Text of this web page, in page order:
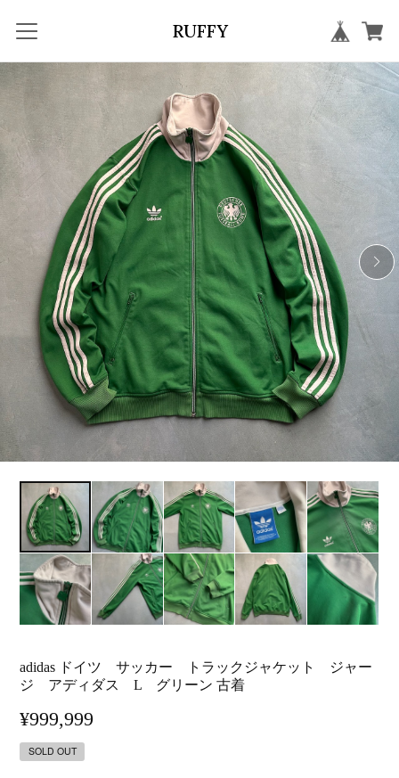
RUFFY
adidas ドイツ サッカー トラックジャケット ジャー
ジ アディダス L グリーン 古着
¥999,999
SOLD OUT